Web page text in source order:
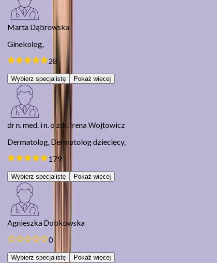
Marta Dąbrowska
Ginekolog,
28
Wybierz specjalistę Pokaż więcej
dr n. med. i n. o zdr. Irena Wojtowicz
Dermatolog, Dermatolog dziecięcy,
179
Wybierz specjalistę Pokaż więcej
Agnieszka Dobkowska
0
Wybierz specjalistę Pokaż więcej